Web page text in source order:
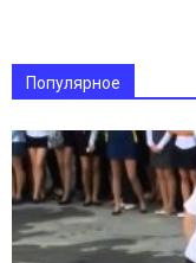
Популярное